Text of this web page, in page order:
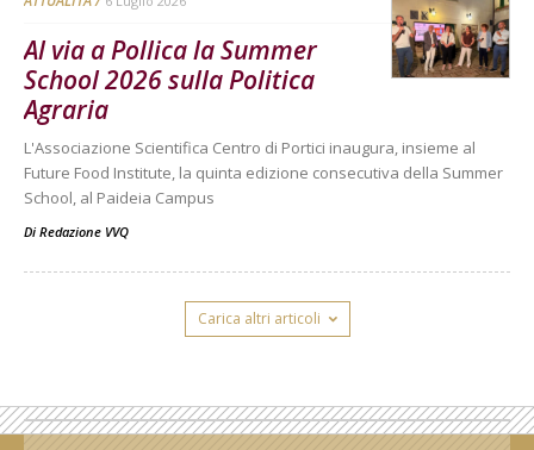
Al via a Pollica la Summer
School 2026 sulla Politica
Agraria
L'Associazione Scientifica Centro di Portici inaugura, insieme al
Future Food Institute, la quinta edizione consecutiva della Summer
School, al Paideia Campus
Di Redazione VVQ
Carica altri articoli